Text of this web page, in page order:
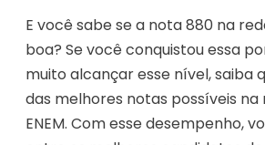
E você sabe se a nota 880 na
boa? Se você conquistou essa
muito alcançar esse nível, saiba
das melhores notas possíveis na
ENEM. Com esse desempenho,